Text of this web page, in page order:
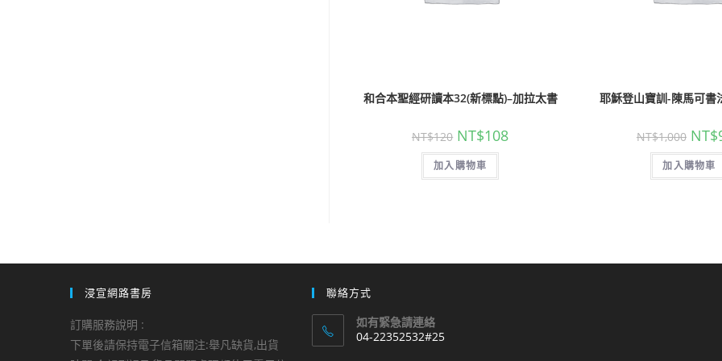
和合本聖經研讀本32(新標點)–加拉太書
NT$120 NT$108
加入購物車
耶穌登山寶訓-陳馬可書
NT$1,000 NT$
加入購物車
浸宣網路書房
訂購服務說明 :
下單後請保持電子信箱關注:舉凡缺貨,出貨
聯絡方式
如有緊急請連絡
04-22352532#25